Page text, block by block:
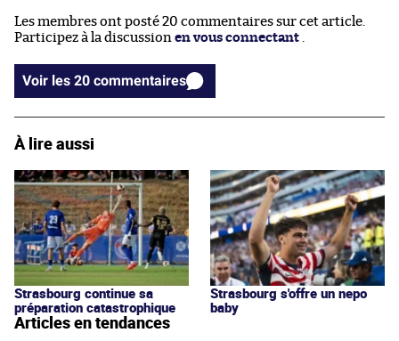
Les membres ont posté 20 commentaires sur cet article.
Participez à la discussion en vous connectant
Voir les 20 commentaires
À lire aussi
Strasbourg continue sa
préparation catastrophique
Strasbourg s'offre un nepo
baby
Articles en tendances